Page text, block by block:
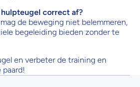
hulpteugel correct af?
de beweging niet belemmeren,
begeleiding bieden zonder te
en verbeter de training en